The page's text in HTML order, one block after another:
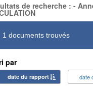
de recherche : -
1 documents trouvés
par
date du rapport date